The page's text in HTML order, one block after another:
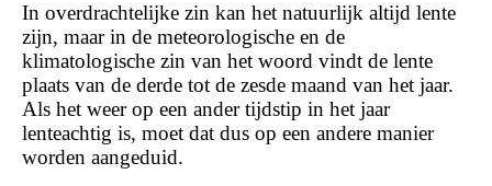
In overdrachtelijke zin kan het natuurlijk altijd lente
zijn, maar in de meteorologische en de
klimatologische zin van het woord vindt de lente
plaats van de derde tot de zesde maand van het jaar.
Als het weer op een ander tijdstip in het jaar
lenteachtig is, moet dat dus op een andere manier
worden aangeduid.